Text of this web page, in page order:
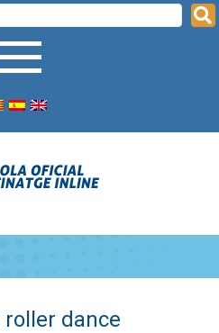
roller dance